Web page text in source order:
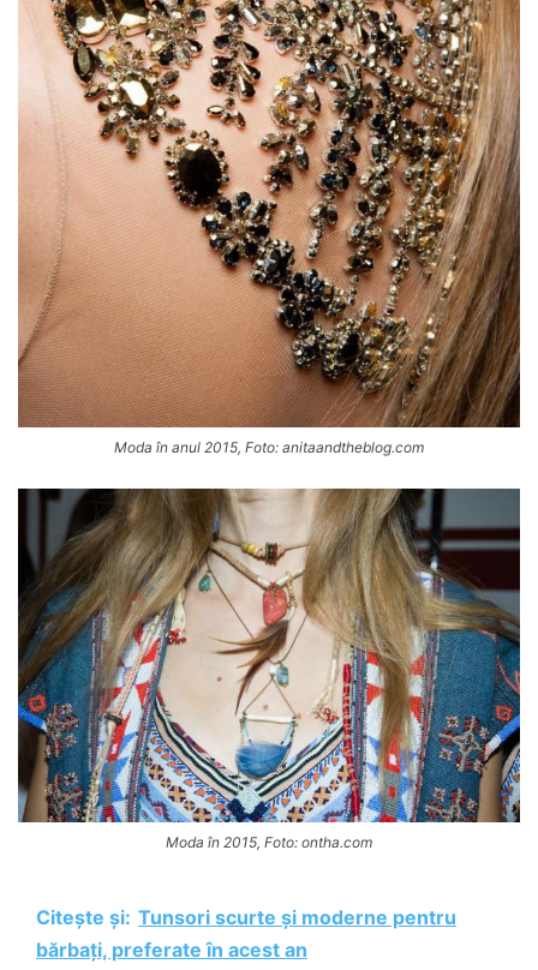
Moda în anul 2015, Foto: anitaandtheblog.com
Moda în 2015, Foto: ontha.com
Citește și: Tunsori scurte și moderne pentru
bărbați, preferate în acest an